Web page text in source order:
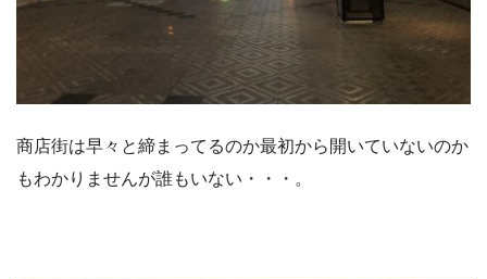
商店街は早々と締まってるのか最初から開いていないのか
もわかりませんが誰もいない・・・。